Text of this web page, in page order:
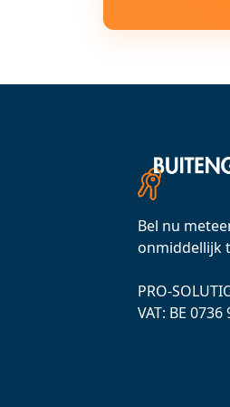
Bel nu
onmiddellijk
PRO-
VAT: ВЕ 0736